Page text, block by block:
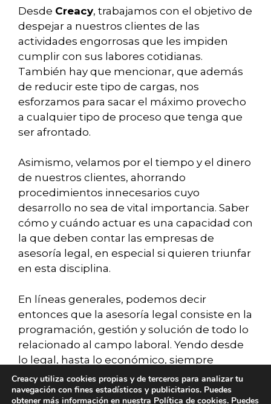
Desde Creacy, trabajamos con el objetivo de
despejar a nuestros clientes de las
actividades engorrosas que les impiden
cumplir con sus labores cotidianas.
También hay que mencionar, que además
de reducir este tipo de cargas, nos
esforzamos para sacar el máximo provecho
a cualquier tipo de proceso que tenga que
ser afrontado.
Asimismo, velamos por el tiempo y el dinero
de nuestros clientes, ahorrando
procedimientos innecesarios cuyo
desarrollo no sea de vital importancia. Saber
cómo y cuándo actuar es una capacidad con
la que deben contar las empresas de
asesoría legal, en especial si quieren triunfar
en esta disciplina.
En líneas generales, podemos decir
entonces que la asesoría legal consiste en la
programación, gestión y solución de todo lo
relacionado al campo laboral. Yendo desde
lo legal, hasta lo económico, siempre
velando por los intereses del cliente en
cuestión.
Creacy utiliza cookies propias y de terceros para analizar tu
navegación con fines estadísticos y publicitarios. Puedes
obtener más información en nuestra Política de cookies. Puedes